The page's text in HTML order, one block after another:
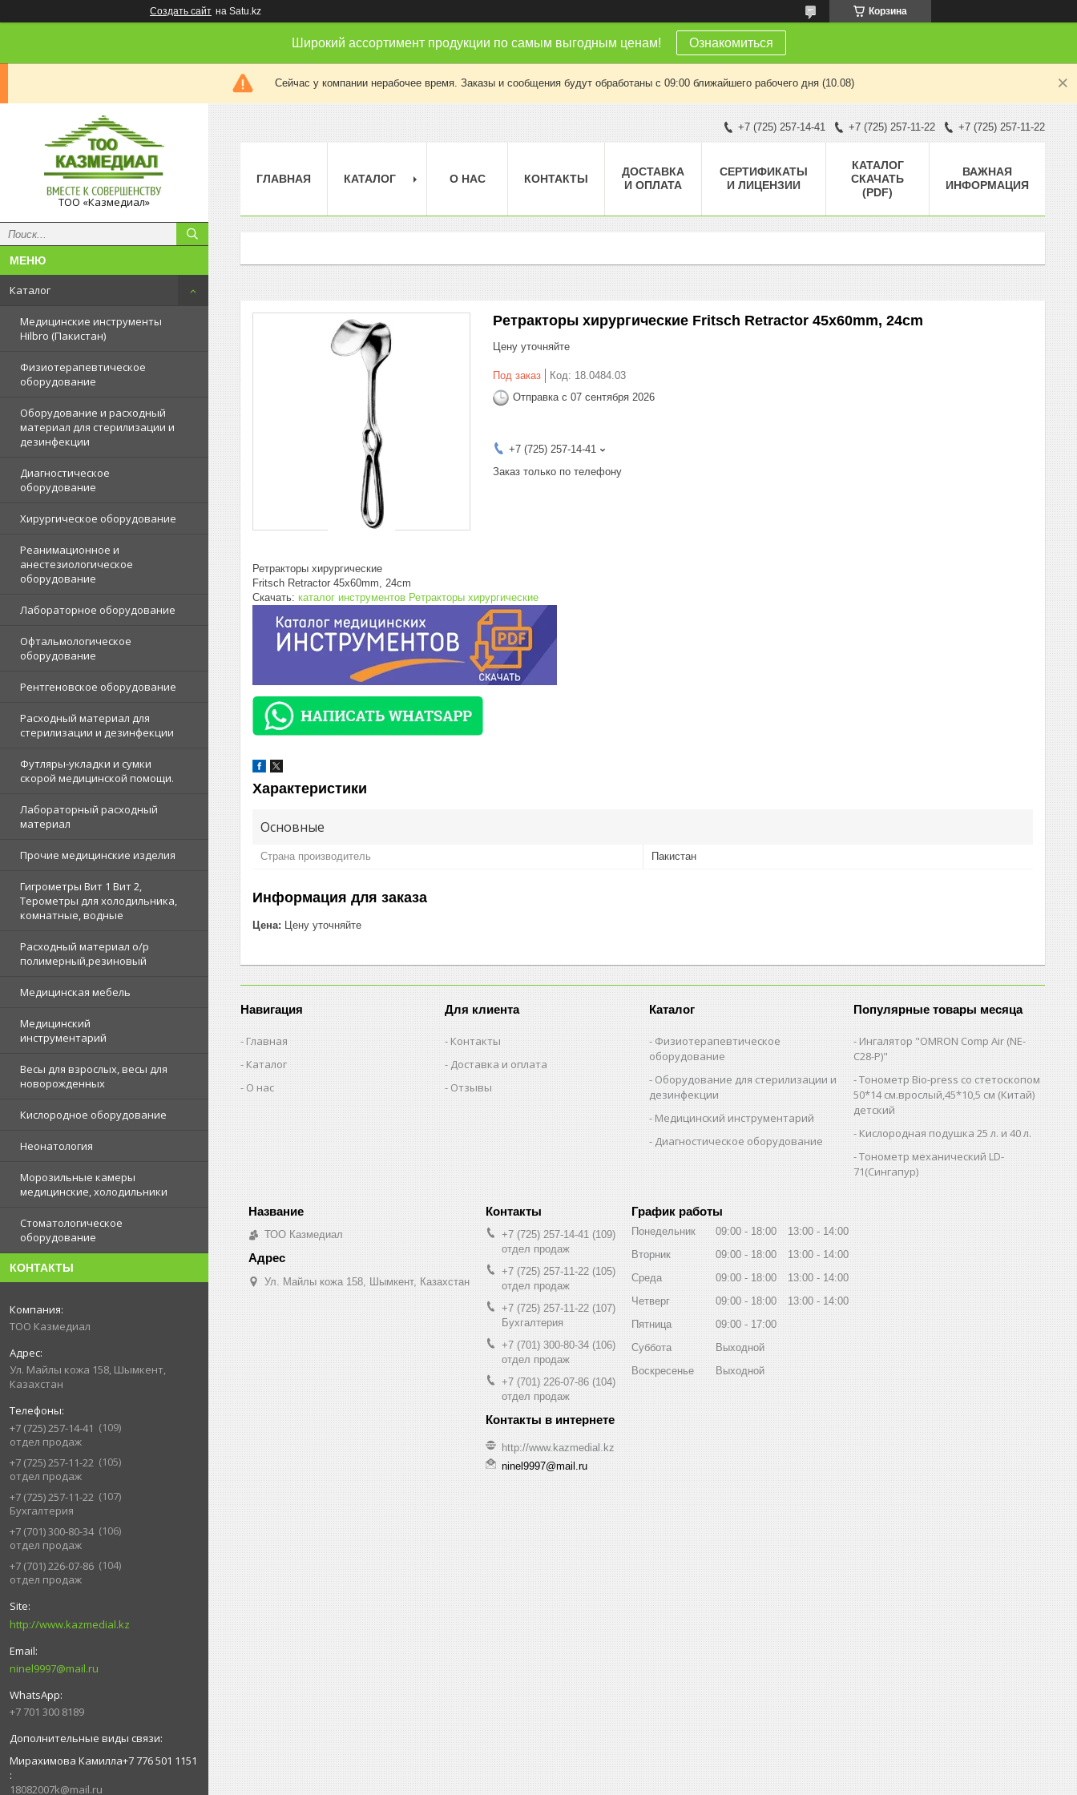
Создать сайт на Satu.kz Корзина
Широкий ассортимент продукции по самым выгодным ценам! Ознакомиться
Сейчас у компании нерабочее время. Заказы и сообщения будут обработаны с 09:00 ближайшего рабочего дня (10.08)
ТОО «Казмедиал»
Каталог
Медицинские инструменты
Hilbro (Пакистан)
Физиотерапевтическое
оборудование
Оборудование и расходный
материал для стерилизации и
дезинфекции
Диагностическое
оборудование
Хирургическое оборудование
Реанимационное и
анестезиологическое
оборудование
Лабораторное оборудование
Офтальмологическое
оборудование
Рентгеновское оборудование
Расходный материал для
стерилизации и дезинфекции
Футляры-укладки и сумки
скорой медицинской помощи.
Лабораторный расходный
материал
Прочие медицинские изделия
Гигрометры Вит 1 Вит 2,
Терометры для холодильника,
комнатные, водные
Расходный материал о/р
полимерный,резиновый
Медицинская мебель
Медицинский
инструментарий
Весы для взрослых, весы для
новорожденных
Кислородное оборудование
Неонатология
Морозильные камеры
медицинские, холодильники
Стоматологическое
оборудование
КОНТАКТЫ
ТОО Казмедиал
Ул. Майлы кожа 158, Шымкент,
Казахстан
+7 (725) 257-14-41
109
отдел продаж
+7 (725) 257-11-22
105
отдел продаж
+7 (725) 257-11-22
107
Бухгалтерия
+7 (701) 300-80-34
106
отдел продаж
+7 (701) 226-07-86
104
отдел продаж
http://www.kazmedial.kz
ninel9997@mail.ru
+7 701 300 8189
Мирахимова Камилла+7 776 501 1151
18082007k@mail.ru
+7 (725) 257-14-41 +7 (725) 257-11-22 +7 (725) 257-11-22
ГЛАВНАЯ КАТАЛОГ О НАС КОНТАКТЫ
ДОСТАВКА
И ОПЛАТА
СЕРТИФИКАТЫ
И ЛИЦЕНЗИИ
КАТАЛОГ
СКАЧАТЬ
(PDF)
ВАЖНАЯ
ИНФОРМАЦИЯ
Ретракторы хирургические Fritsch Retractor 45x60mm, 24cm
Цену уточняйте
Под заказ Код: 18.0484.03
Отправка с 07 сентября 2026
+7 (725) 257-14-41
Заказ только по телефону
Ретракторы хирургические
Fritsch Retractor 45x60mm, 24cm
Скачать: каталог инструментов Ретракторы хирургические
Характеристики
Основные
Страна производитель Пакистан
Информация для заказа
Цена: Цену уточняйте
Навигация
Главная
Каталог
О нас
Для клиента
Контакты
Доставка и оплата
Отзывы
Каталог
Физиотерапевтическое
оборудование
Оборудование для стерилизации и
дезинфекции
Медицинский инструментарий
Диагностическое оборудование
Популярные товары месяца
Ингалятор "OMRON Comp Air (NE-
C28-Р)"
Тонометр Bio-press со стетоскопом
50*14 см.врослый,45*10,5 см (Китай)
детский
Кислородная подушка 25 л. и 40 л.
Тонометр механический LD-
71(Сингапур)
ТОО Казмедиал
Ул. Майлы кожа 158, Шымкент, Казахстан
+7 (725) 257-14-41
109
отдел продаж
+7 (725) 257-11-22 105
отдел продаж
+7 (725) 257-11-22 107
Бухгалтерия
+7 (701) 300-80-34 106
отдел продаж
+7 (701) 226-07-86 104
отдел продаж
http://www.kazmedial.kz
ninel9997@mail.ru
График работы
Понедельник 09:00 18:00 13:00
14:00
Вторник
09:00 18:00 13:00
14:00
Среда
09:00 18:00 13:00
14:00
Четверг
09:00 18:00 13:00
14:00
Пятница
09:00
17:00
Суббота
Выходной
Воскресенье
Выходной